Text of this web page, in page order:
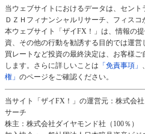
当ウェブサイトにおけるデータは、セント
ＤＺＨフィナンシャルリサーチ、フィスコ
本ウェブサイト「ザイFX！」は、情報の
資、その他の行動を勧誘する目的では運
買レートなど投資の最終決定は、お客様
します。さらに詳しいことは 「免責事項」 、
権」 のページをご確認ください。
当サイト「ザイFX！」の運営元：株式会
サーチ
株主：株式会社ダイヤモンド社（100％）